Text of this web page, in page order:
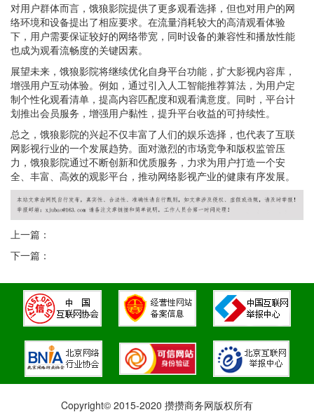
对用户群体而言，饿狼影院提供了更多观看选择，但也对用户的网
络环境和设备提出了相应要求。在流量消耗较大的高清观看体验
下，用户需要保证较好的网络带宽，同时设备的兼容性和播放性能
也成为观看流畅度的关键因素。
展望未来，饿狼影院将继续优化自身平台功能，扩大影视内容库，
增强用户互动体验。例如，通过引入人工智能推荐算法，为用户定
制个性化观看清单，提高内容匹配度和观看满意度。同时，平台计
划推出会员服务，增强用户黏性，提升平台收益的可持续性。
总之，饿狼影院的兴起不仅丰富了人们的娱乐选择，也代表了互联
网影视行业的一个发展趋势。面对激烈的市场竞争和版权监管压
力，饿狼影院通过不断创新和优质服务，力求为用户打造一个安
全、丰富、高效的观影平台，推动网络影视产业的健康有序发展。
上一篇：
下一篇：
Copyright© 2015-2020 攒攒商务网版权所有